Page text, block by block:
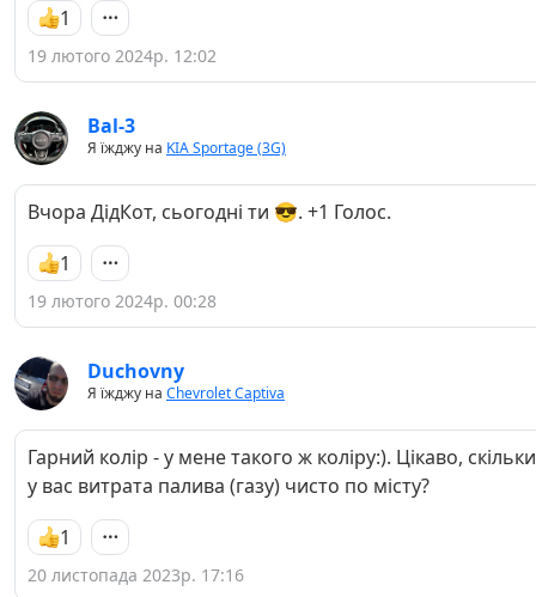
1
19 лютого 2024р. 12:02
Bal-3
Я їжджу на KIA Sportage (3G)
Вчора ДідКот, сьогодні ти 😎. +1 Голос.
1
19 лютого 2024р. 00:28
Duchovny
Я їжджу на Chevrolet Captiva
Гарний колір - у мене такого ж коліру:). Цікаво, скільки
у вас витрата палива (газу) чисто по місту?
1
20 листопада 2023р. 17:16